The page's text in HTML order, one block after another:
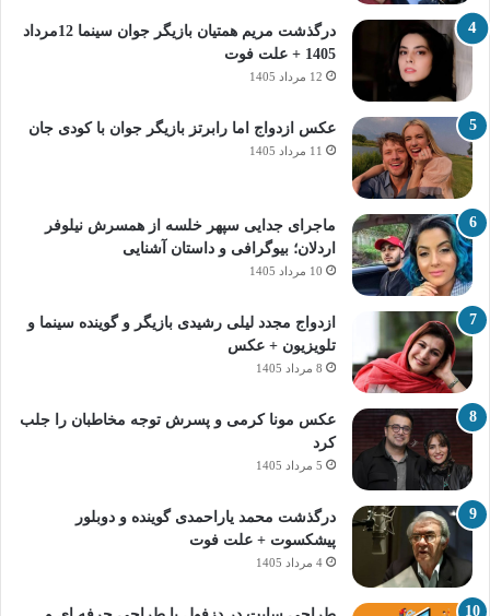
درگذشت مریم همتیان بازیگر جوان سینما 12مرداد
1405 + علت فوت
12 مرداد 1405
عکس ازدواج اما رابرتز بازیگر جوان با کودی جان
11 مرداد 1405
ماجرای جدایی سپهر خلسه از همسرش نیلوفر
اردلان؛ بیوگرافی و داستان آشنایی
10 مرداد 1405
ازدواج مجدد لیلی رشیدی بازیگر و گوینده سینما و
تلویزیون + عکس
8 مرداد 1405
عکس مونا کرمی و پسرش توجه مخاطبان را جلب
کرد
5 مرداد 1405
درگذشت محمد یاراحمدی گوینده و دوبلور
پیشکسوت + علت فوت
4 مرداد 1405